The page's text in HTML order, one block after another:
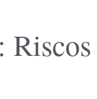
Riscos